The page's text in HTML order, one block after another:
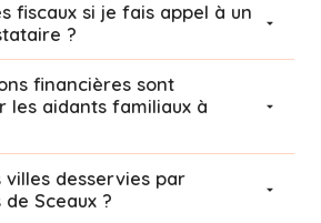
fiscaux si je fais appel à un
?
financières sont
les aidants familiaux à
villes desservies par
de Sceaux ?